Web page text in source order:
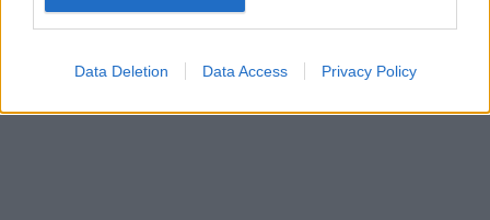
Data Deletion Data Access Privacy Policy